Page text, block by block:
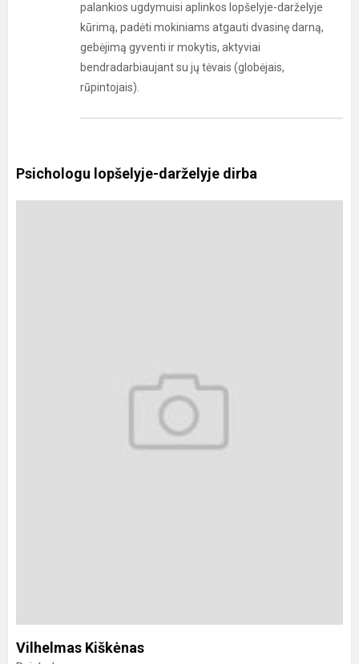
palankios ugdymuisi aplinkos lopšelyje-darželyje
kūrimą, padėti mokiniams atgauti dvasinę darną,
gebėjimą gyventi ir mokytis, aktyviai
bendradarbiaujant su jų tėvais (globėjais,
rūpintojais).
Psichologu lopšelyje-darželyje dirba
Vilhelmas Kiškėnas